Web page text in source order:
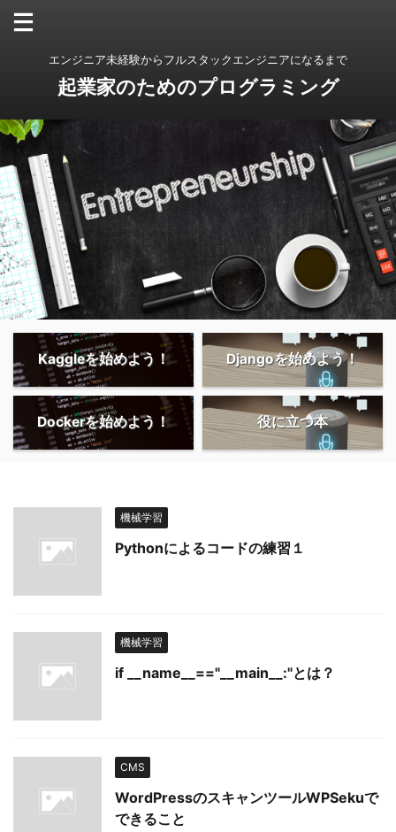
エンジニア未経験からフルスタックエンジニアになるまで
起業家のためのプログラミング
Kaggleを始めよう！ Djangoを始めよう！
Dockerを始めよう！ 役に立つ本
機械学習
Pythonによるコードの練習１
機械学習
if __name__=="__main__:"とは？
CMS
WordPressのスキャンツールWPSekuで
できること